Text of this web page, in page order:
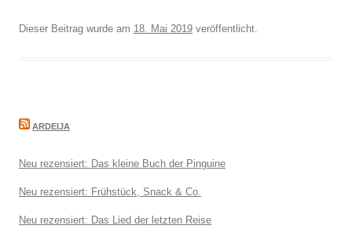
Dieser Beitrag wurde am 18. Mai 2019 veröffentlicht.
ARDEIJA
Neu rezensiert: Das kleine Buch der Pinguine
Neu rezensiert: Frühstück, Snack & Co.
Neu rezensiert: Das Lied der letzten Reise